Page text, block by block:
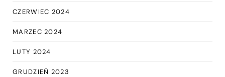
CZERWIEC 2024
MARZEC 2024
LUTY 2024
GRUDZIEŃ 2023